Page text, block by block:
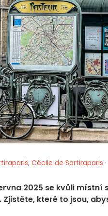
, Cécile de Sortiraparis
2025 se kvůli
které to jsou,